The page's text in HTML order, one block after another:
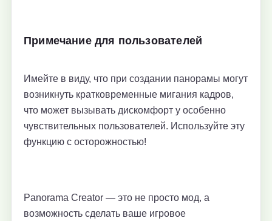
Примечание для пользователей
Имейте в виду, что при создании панорамы могут
возникнуть кратковременные мигания кадров,
что может вызывать дискомфорт у особенно
чувствительных пользователей. Используйте эту
функцию с осторожностью!
Panorama Creator — это не просто мод, а
возможность сделать ваше игровое